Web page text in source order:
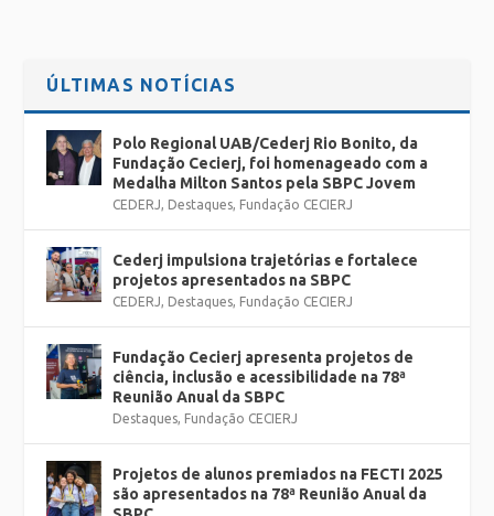
ÚLTIMAS NOTÍCIAS
Polo Regional UAB/Cederj Rio Bonito, da
Fundação Cecierj, foi homenageado com a
Medalha Milton Santos pela SBPC Jovem
CEDERJ, Destaques, Fundação CECIERJ
Cederj impulsiona trajetórias e fortalece
projetos apresentados na SBPC
CEDERJ, Destaques, Fundação CECIERJ
Fundação Cecierj apresenta projetos de
ciência, inclusão e acessibilidade na 78ª
Reunião Anual da SBPC
Destaques, Fundação CECIERJ
Projetos de alunos premiados na FECTI 2025
são apresentados na 78ª Reunião Anual da